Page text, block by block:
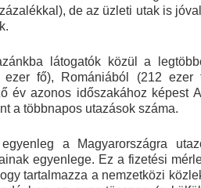
de az üzleti utak is
látogatók közül a
ezer fő), Romániából (212
év azonos időszakához képest
a többnapos utazások száma.
a Magyarországra
egyenlege. Ez a fizetési
tartalmazza a nemzetközi